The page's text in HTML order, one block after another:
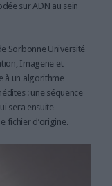
sur ADN au sein
Sorbonne Université
Imagene et
à un algorithme
: une séquence
sera ensuite
fichier d’origine.